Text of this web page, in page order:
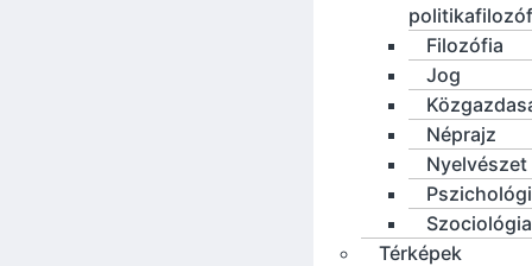
Filozófia
Jog
Néprajz
Nyelvészet
Szociológia
Térképek